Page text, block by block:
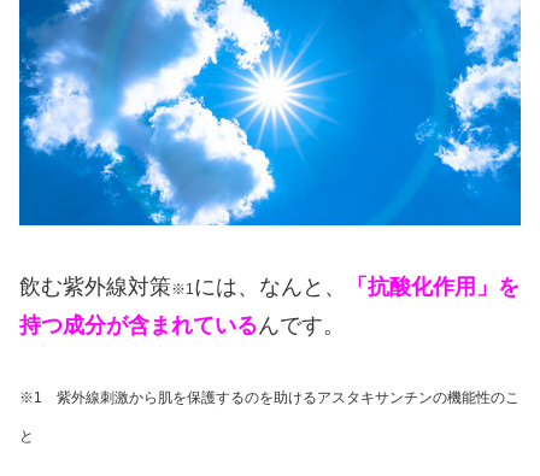
飲む紫外線対策※1には、なんと、
「抗酸化作用」を
持つ成分が含まれているんです。
※1 紫外線刺激から肌を保護するのを助けるアスタキサンチンの機能性のこ
と